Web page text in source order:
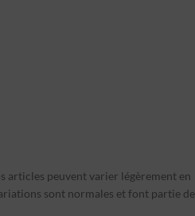
articles peuvent varier légèrement en
sont normales et font partie de